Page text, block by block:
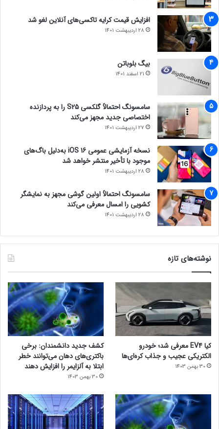
تسلا مدل اس
افزایش قیمت کرایه تاکسی‌های آنلاین لغو شد
28 اردیبهشت 1401
بیگ بلوباتن
21 اسفند 1401
سامسونگ احتمالاً گلکسی S25 را به پردازنده
اختصاصی جدید مجهز می‌کند
27 اردیبهشت 1401
نسخه آزمایشی عمومی iOS 16 به‌دلیل باگ‌های
موجود با تأخیر منتشر خواهد شد
28 اردیبهشت 1401
سامسونگ احتمالاً اولین گوشی مجهز به نمایشگر
کشویی را امسال معرفی می‌کند
28 اردیبهشت 1401
نوشته‌های تازه
کیا EV4 معرفی شد؛ خودرو
الکتریکی عجیب و جذاب کره‌ای‌ها
30 بهمن 1403
کشف جدید دانشمندان: برخی
باکتری‌های دهان می‌توانند خطر
ابتلا به آلزایمر را افزایش دهند
30 بهمن 1403